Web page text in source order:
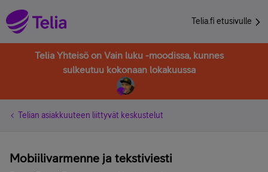
Telia.fi etusivulle
Telia Yhteisö on Vain luku -moodissa, kunnes
sulkeutuu kokonaan lokakuussa
Telian asiakkuuteen liittyvät keskustelut
Mobiilivarmenne ja tekstiviesti